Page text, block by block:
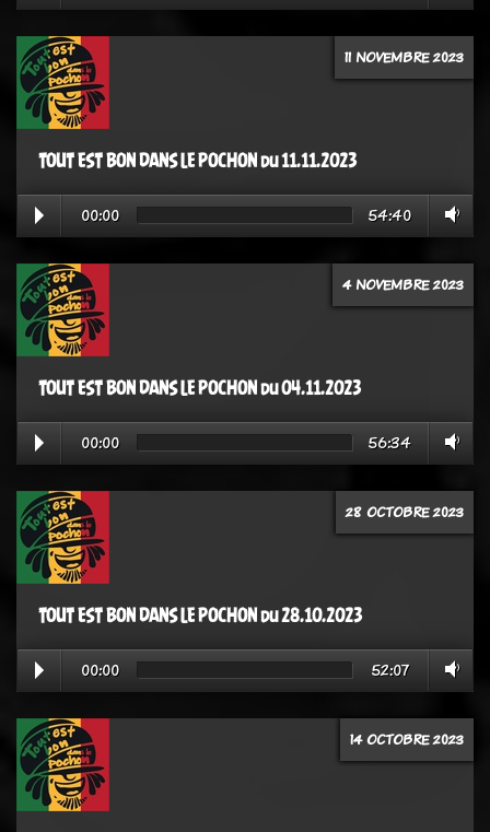
11 NOVEMBRE 2023
TOUT EST BON DANS LE POCHON du 11.11.2023
00:00 54:40
4 NOVEMBRE 2023
TOUT EST BON DANS LE POCHON du 04.11.2023
00:00 56:34
28 OCTOBRE 2023
TOUT EST BON DANS LE POCHON du 28.10.2023
00:00 52:07
14 OCTOBRE 2023